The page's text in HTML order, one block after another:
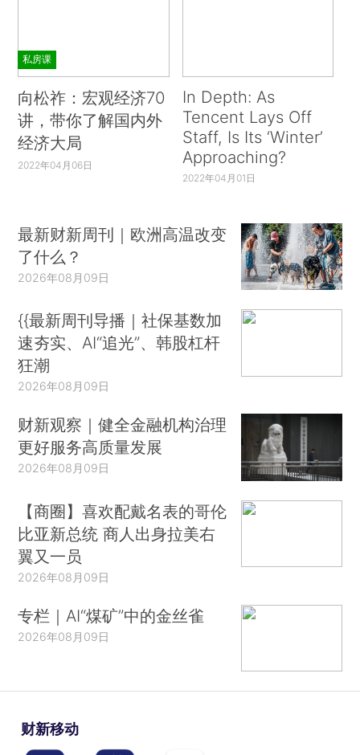
私房课
向松祚：宏观经济70
讲，带你了解国内外
经济大局
2022年04月06日
In Depth: As
Tencent Lays Off
Staff, Is Its ‘Winter’
Approaching?
2022年04月01日
最新财新周刊｜欧洲高温改变
了什么？
2026年08月09日
{{最新周刊导播｜社保基数加
速夯实、AI“追光”、韩股杠杆
狂潮
2026年08月09日
财新观察｜健全金融机构治理
更好服务高质量发展
2026年08月09日
【商圈】喜欢配戴名表的哥伦
比亚新总统 商人出身拉美右
翼又一员
2026年08月09日
专栏｜AI“煤矿”中的金丝雀
2026年08月09日
财新移动